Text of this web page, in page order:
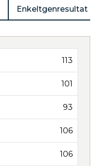
Enkeltgenresultat
113
101
93
106
106